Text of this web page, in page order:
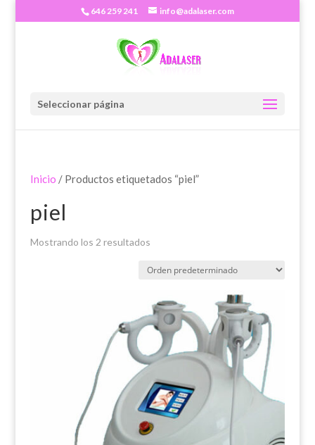
646 259 241 info@adalaser.com
Seleccionar página
Inicio / Productos etiquetados “piel”
piel
Mostrando los 2 resultados